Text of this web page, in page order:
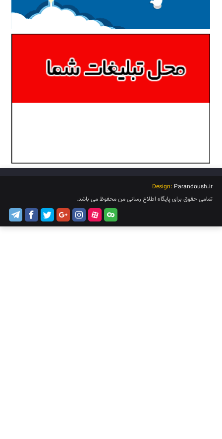
Design: Parandoush.ir
تمامی حقوق برای پایگاه اطلاع رسانی من محفوظ می باشد.